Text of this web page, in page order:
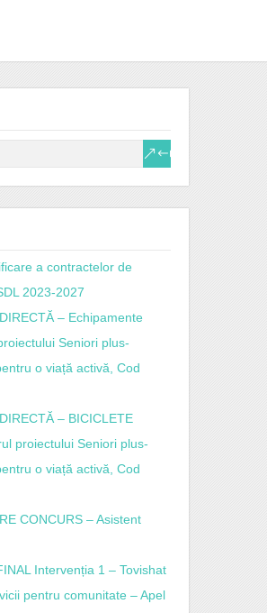
a contractelor de
2023-2027
– Echipamente
Seniori plus-
o viață activă, Cod
– BICICLETE
proiectului Seniori plus-
o viață activă, Cod
CONCURS – Asistent
Intervenția 1 – Tovishat
pentru comunitate – Apel